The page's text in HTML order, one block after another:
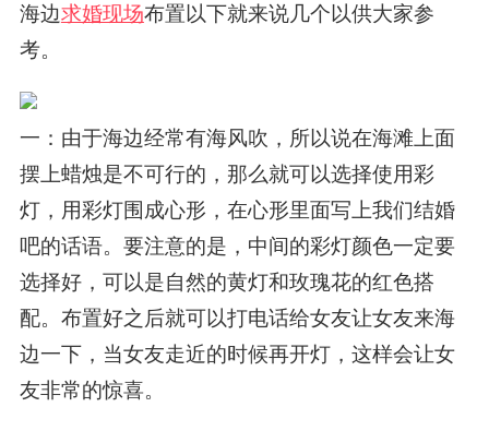
海边求婚现场布置以下就来说几个以供大家参
考。
一：由于海边经常有海风吹，所以说在海滩上面
摆上蜡烛是不可行的，那么就可以选择使用彩
灯，用彩灯围成心形，在心形里面写上我们结婚
吧的话语。要注意的是，中间的彩灯颜色一定要
选择好，可以是自然的黄灯和玫瑰花的红色搭
配。布置好之后就可以打电话给女友让女友来海
边一下，当女友走近的时候再开灯，这样会让女
友非常的惊喜。